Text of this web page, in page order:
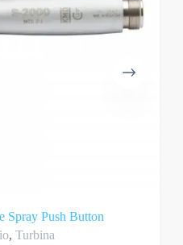
Spray Push Button
, Turbina